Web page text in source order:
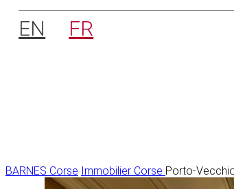
EN FR
BARNES Corse Immobilier Corse Porto-